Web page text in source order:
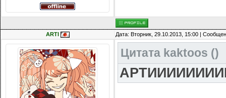
ARTI Дата: Вторник, 29.10.2013, 15:00 |
Цитата kaktoos ()